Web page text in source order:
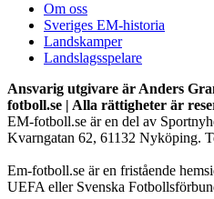
Om oss
Sveriges EM-historia
Landskamper
Landslagsspelare
Ansvarig utgivare är Anders
fotboll.se | Alla rättigheter är
EM-fotboll.se är en del av
Kvarngatan 62, 61132 Nyköping.
Em-fotboll.se är en fristående
UEFA eller Svenska